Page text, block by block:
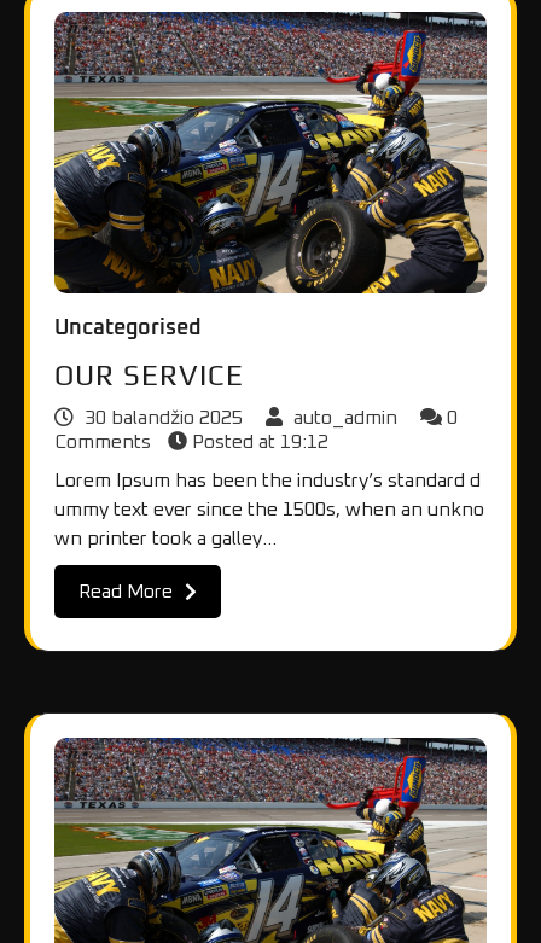
Uncategorised
OUR SERVICE
30 balandžio 2025 auto_admin
0
Comments
Posted at 19:12
Lorem Ipsum has been the industry’s standard d
ummy text ever since the 1500s, when an unkno
wn printer took a galley…
Read More